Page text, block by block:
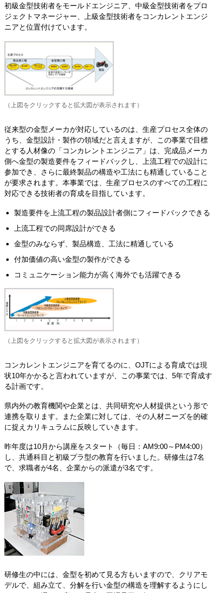
初級金型技術者をモールドエンジニア、中級金型技術者をプロ
ジェクトマネージャー、上級金型技術者をコンカレントエンジ
ニアと位置付けています。
（上図をクリックすると拡大図が表示されます）
従来型の金型メーカが対応しているのは、生産プロセス全体の
うち、金型設計・製作の領域だと言えますが、この事業で目標
とする人材像の「コンカレントエンジニア」は、完成品メーカ
側へ金型の製造要件をフィードバックし、上流工程での設計に
参加でき、さらに最終製品の構造や工法にも精通していること
が要求されます。本事業では、生産プロセスのすべての工程に
対応できる技術者の育成を目指しています。
製造要件を上流工程の製品設計者側にフィードバックできる
上流工程での同席設計ができる
金型のみならず、製品構造、工法に精通している
付加価値の高い金型の製作ができる
コミュニケーション能力が高く海外でも活躍できる
（上図をクリックすると拡大図が表示されます）
コンカレントエンジニアを育てるのに、OJTによる育成では現
状10年かかると言われていますが、この事業では、5年で育成す
る計画です。
県内外の教育機関や企業とは、共同研究や人材提供という形で
連携を取ります。また企業に対しては、その人材ニーズを的確
に捉えカリキュラムに反映していきます。
昨年度は10月から講座をスタート（毎日：AM9:00～PM4:00）
し、共通科目と初級プラ型の教育を行いました。研修生は7名
で、求職者が4名、企業からの派遣が3名です。
研修生の中には、金型を初めて見る方もいますので、クリアモ
デルで、組み立て、分解を行い金型の構造を理解するようにし